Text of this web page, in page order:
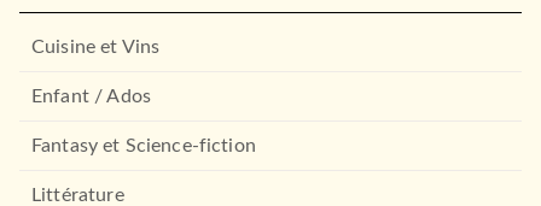
Cuisine et Vins
Enfant / Ados
Fantasy et Science-fiction
Littérature